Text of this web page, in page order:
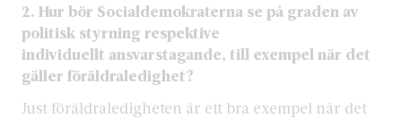
2. Hur bör Socialdemokraterna se på graden av
politisk styrning respektive
individuellt ansvarstagande, till exempel när det
gäller föräldraledighet?
Just föräldraledigheten är ett bra exempel när det